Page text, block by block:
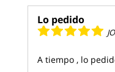
Lo pedido
A tiempo , lo